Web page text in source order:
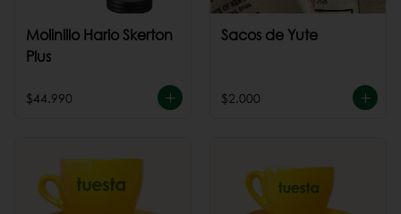
Molinillo Hario Skerton
Plus
$44.990
Sacos de Yute
$2.000